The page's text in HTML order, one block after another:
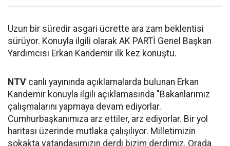
Uzun bir süredir asgari ücrette ara zam beklentisi
sürüyor. Konuyla ilgili olarak AK PARTİ Genel Başkan
Yardımcısı Erkan Kandemir ilk kez konuştu.
NTV canlı yayınında açıklamalarda bulunan Erkan
Kandemir konuyla ilgili açıklamasında "Bakanlarımız
çalışmalarını yapmaya devam ediyorlar.
Cumhurbaşkanımıza arz ettiler, arz ediyorlar. Bir yol
haritası üzerinde mutlaka çalışılıyor. Milletimizin
sokakta vatandaşımızın derdi bizim derdimiz. Orada